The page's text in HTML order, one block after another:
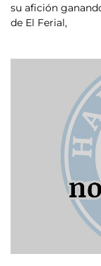
su afición
de El Ferial,